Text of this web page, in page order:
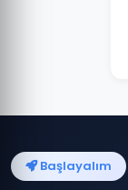
Başlayalım